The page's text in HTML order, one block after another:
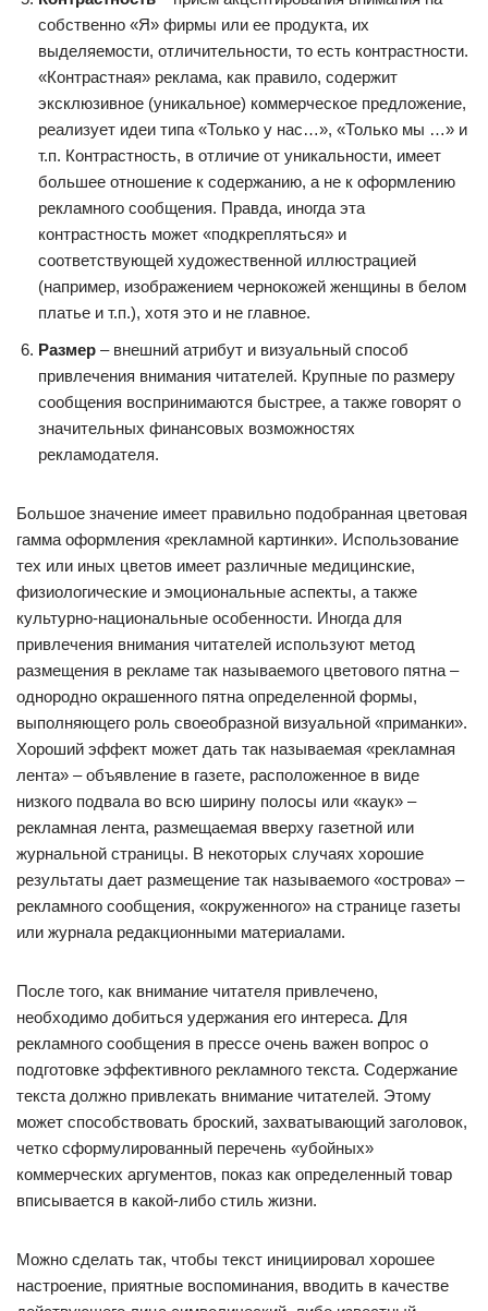
собственно «Я» фирмы или ее продукта, их
выделяемости, отличительности, то есть контрастности.
«Контрастная» реклама, как правило, содержит
эксклюзивное (уникальное) коммерческое предложение,
реализует идеи типа «Только у нас…», «Только мы …» и
т.п. Контрастность, в отличие от уникальности, имеет
большее отношение к содержанию, а не к оформлению
рекламного сообщения. Правда, иногда эта
контрастность может «подкрепляться» и
соответствующей художественной иллюстрацией
(например, изображением чернокожей женщины в белом
платье и т.п.), хотя это и не главное.
Размер – внешний атрибут и визуальный способ
привлечения внимания читателей. Крупные по размеру
сообщения воспринимаются быстрее, а также говорят о
значительных финансовых возможностях
рекламодателя.
Большое значение имеет правильно подобранная цветовая
гамма оформления «рекламной картинки». Использование
тех или иных цветов имеет различные медицинские,
физиологические и эмоциональные аспекты, а также
культурно-национальные особенности. Иногда для
привлечения внимания читателей используют метод
размещения в рекламе так называемого цветового пятна –
однородно окрашенного пятна определенной формы,
выполняющего роль своеобразной визуальной «приманки».
Хороший эффект может дать так называемая «рекламная
лента» – объявление в газете, расположенное в виде
низкого подвала во всю ширину полосы или «каук» –
рекламная лента, размещаемая вверху газетной или
журнальной страницы. В некоторых случаях хорошие
результаты дает размещение так называемого «острова» –
рекламного сообщения, «окруженного» на странице газеты
или журнала редакционными материалами.
После того, как внимание читателя привлечено,
необходимо добиться удержания его интереса. Для
рекламного сообщения в прессе очень важен вопрос о
подготовке эффективного рекламного текста. Содержание
текста должно привлекать внимание читателей. Этому
может способствовать броский, захватывающий заголовок,
четко сформулированный перечень «убойных»
коммерческих аргументов, показ как определенный товар
вписывается в какой-либо стиль жизни.
Можно сделать так, чтобы текст инициировал хорошее
настроение, приятные воспоминания, вводить в качестве